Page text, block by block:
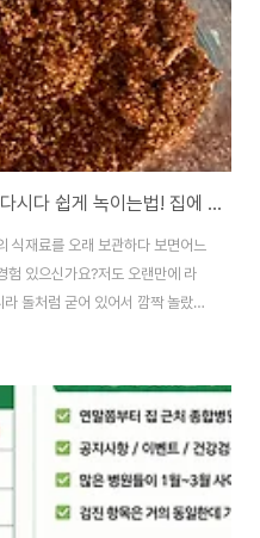
굳은 설탕 푸는법, 굳은 라면스프·다시다 쉽게 녹이는법! 집에 있는 식빵 1장이면 해결
식재료를 오래 보관하다 보면어느
험 있으신가요?저도 오랜만에 라
돌처럼 굳어 있어서 깜짝 놀랐습
잘 부서지지 않았고믹서기를 사
가 좋아서 공유해 봅니다. 1. 가루
가루는 공기 중의 수분을 흡수하
은 덩어리가 되고 더 오래 방치하
히 장마철이나 습도가 높은 계절에